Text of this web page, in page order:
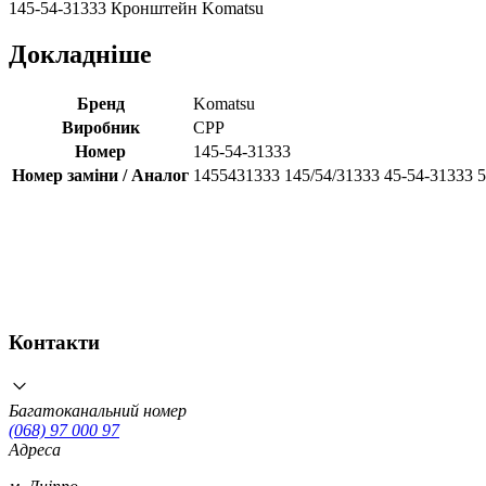
145-54-31333 Кронштейн Komatsu
Докладніше
Бренд
Komatsu
Виробник
CPP
Номер
145-54-31333
Номер заміни / Аналог 1455431333 145/54/31333 45-54-31333
Контакти
Багатоканальний номер
(068) 97 000 97
Адреса